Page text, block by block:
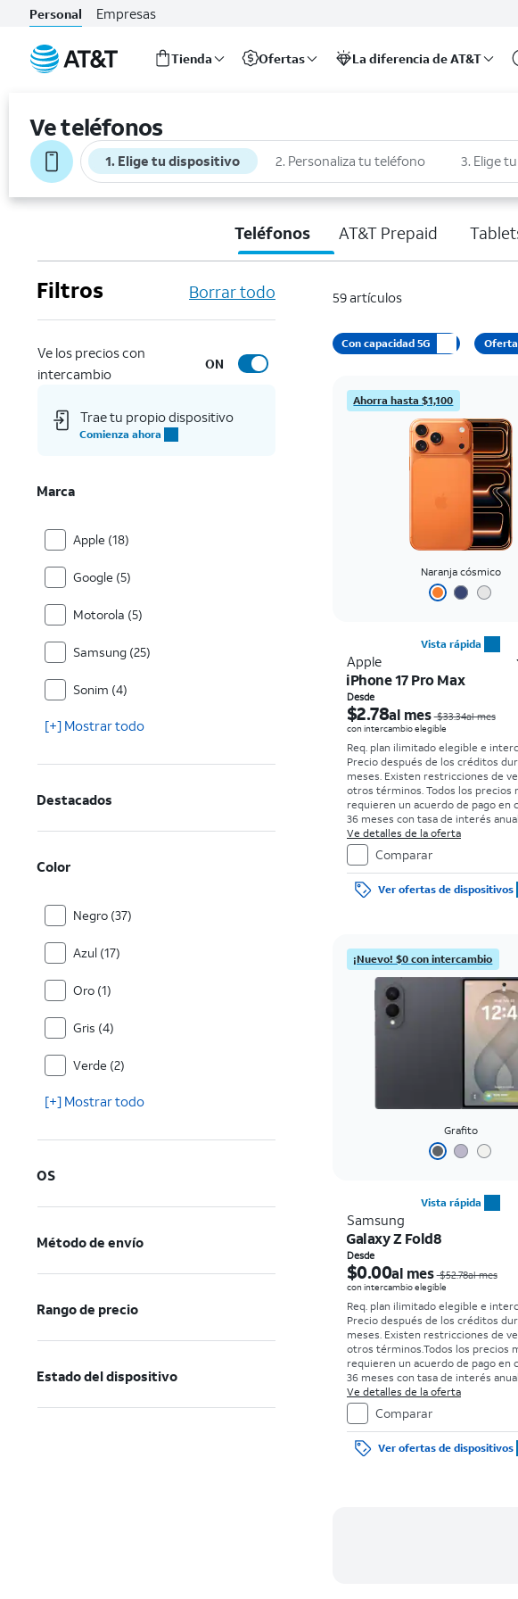
Personal Empresas
Tienda Ofertas La diferencia de AT&T
Ve teléfonos
1. Elige tu dispositivo 2. Personaliza tu teléfono 3. Elige
Teléfonos AT&T Prepaid
Filtros Borrar todo
Ve los precios con
intercambio
ON
Trae tu propio dispositivo
Comienza ahora
Marca
Apple (18)
Google (5)
Motorola (5)
Samsung (25)
Sonim (4)
[+] Mostrar todo
Destacados
Color
Negro (37)
Azul (17)
Oro (1)
Gris (4)
Verde (2)
[+] Mostrar todo
OS
Método de envío
Rango de precio
Estado del dispositivo
59 artículos
Con capacidad 5G
Ahorra hasta $1,100
Naranja cósmico
Vista rápida
Apple
iPhone 17 Pro Max
Desde
$2.78al mes$33.34al mes
con intercambio elegible
Req. plan ilimitado elegible e
Precio después de los créditos
meses. Existen restricciones de
otros términos. Todos los precios
requieren un acuerdo de pago en
36 meses con tasa de interés
0%. Sin cargo inicial para clientes
con buenos antecedentes. El
el precio de venta normal se paga
de la compra. Existen
Ve detalles de la oferta
Comparar
Ver ofertas de dispositivos
¡Nuevo! $0 con intercambio
Grafito
Vista rápida
Samsung
Galaxy Z Fold8
Desde
$0.00al mes$52.78al mes
con intercambio elegible
Req. plan ilimitado elegible e
Precio después de los créditos
meses. Existen restricciones de
otros términos.Todos los precios
requieren un acuerdo de pago en
36 meses con tasa de interés
0%. Sin cargo inicial para clientes
con buenos antecedentes. El
el precio de venta normal se paga
de la compra. Existen
Ve detalles de la oferta
Comparar
Ver ofertas de dispositivos